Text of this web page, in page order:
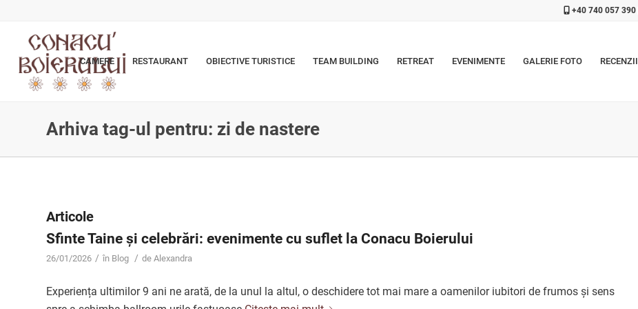
+40 740 057 390
CAMERE RESTAURANT OBIECTIVE TURISTICE TEAM BUILDING RETREAT EVENIMENTE GALERIE FOTO RECENZII
Arhiva tag-ul pentru: zi de nastere
Articole
Sfinte Taine și celebrări: evenimente cu suflet la Conacu Boierului
26/01/2026 / în Blog / de Alexandra
Experiența ultimilor 9 ani ne arată, de la unul la altul, o deschidere tot mai mare a oamenilor iubitori de frumos și sens